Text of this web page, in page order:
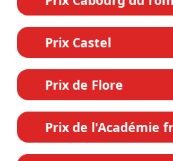
Prix Castel
Prix de Flore
Prix de l'Académie